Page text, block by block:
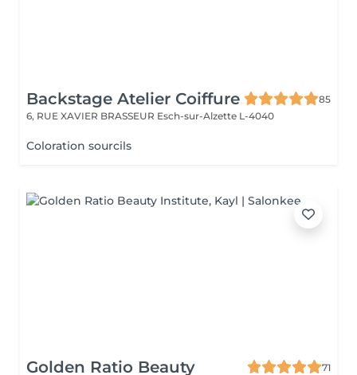
Backstage Atelier Coiffure
85
6, RUE XAVIER BRASSEUR Esch-sur-Alzette L-4040
Coloration sourcils
Golden Ratio Beauty
71